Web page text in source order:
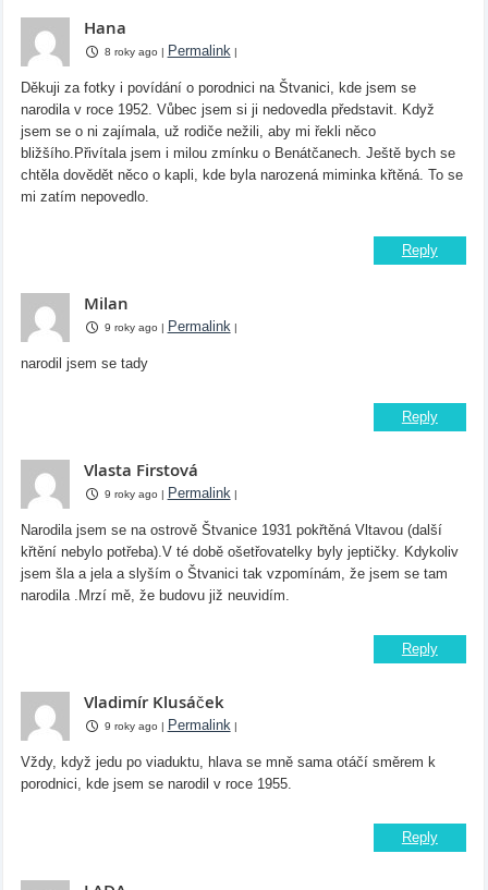
Hana
8 roky ago | Permalink |
Děkuji za fotky i povídání o porodnici na Štvanici, kde jsem se
narodila v roce 1952. Vůbec jsem si ji nedovedla představit. Když
jsem se o ni zajímala, už rodiče nežili, aby mi řekli něco
bližšího.Přivítala jsem i milou zmínku o Benátčanech. Ještě bych se
chtěla dovědět něco o kapli, kde byla narozená miminka křtěná. To se
mi zatím nepovedlo.
Reply
Milan
9 roky ago | Permalink |
narodil jsem se tady
Reply
Vlasta Firstová
9 roky ago | Permalink |
Narodila jsem se na ostrově Štvanice 1931 pokřtěná Vltavou (další
křtění nebylo potřeba).V té době ošetřovatelky byly jeptičky. Kdykoliv
jsem šla a jela a slyším o Štvanici tak vzpomínám, že jsem se tam
narodila .Mrzí mě, že budovu již neuvidím.
Reply
Vladimír Klusáček
9 roky ago | Permalink |
Vždy, když jedu po viaduktu, hlava se mně sama otáčí směrem k
porodnici, kde jsem se narodil v roce 1955.
Reply